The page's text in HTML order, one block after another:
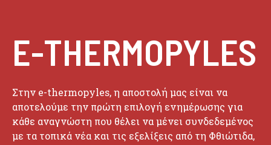
E-THERMOPYLES
Στην e-thermopyles, η αποστολή μας είναι να
αποτελούμε την πρώτη επιλογή ενημέρωσης για
κάθε αναγνώστη που θέλει να μένει συνδεδεμένος
με τα τοπικά νέα και τις εξελίξεις από τη Φθιώτιδα,